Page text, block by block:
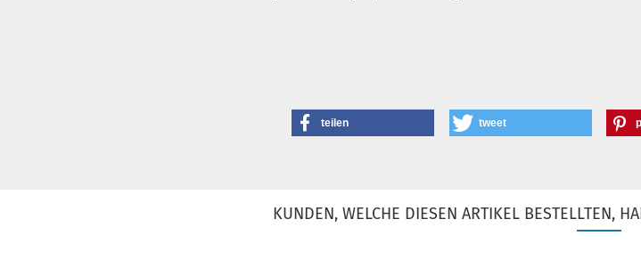
teilen tweet
KUNDEN, WELCHE DIESEN ARTIKEL BESTELLTEN,